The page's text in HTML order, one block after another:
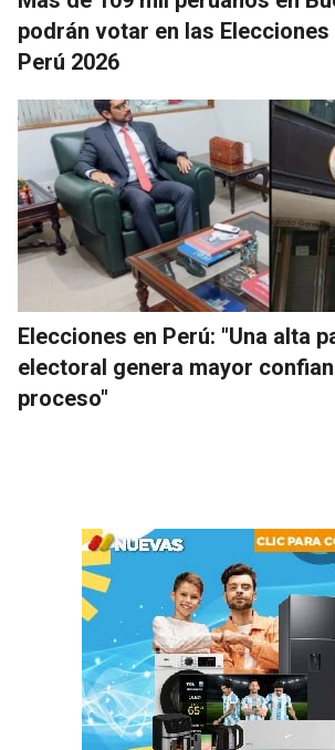
podrán votar en las Elecciones
Perú 2026
Elecciones en Perú: "Una alta
electoral genera mayor
proceso"